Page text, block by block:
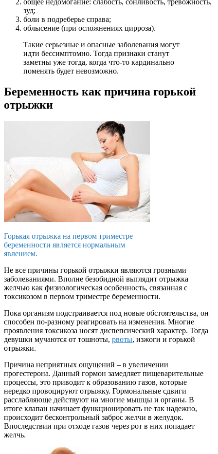
общее недомогание: слабость, сонливость, тревожность,
зуд;
боли в подреберье справа;
облысение (при осложнениях цирроза).
Такие серьезные и опасные заболевания могут
идти бессимптомно. Тогда признаки станут
заметны уже тогда, когда что-то кардинально
поменять будет невозможно.
Беременность как причина горькой
отрыжки
Горькая отрыжка на первом триместре
беременности является нормальным
явлением.
Не все причины горькой отрыжки являются грозными
заболеваниями. Вполне безобидной выглядит отрыжка
желчью как физиологическая особенность, связанная с
токсикозом в первом триместре беременности.
Пока организм подстраивается под новые обстоятельства, он
способен по-разному реагировать на изменения. Многие
проявления токсикоза носят диспепсический характер. Тогда
девушки мучаются от тошноты, рвоты, изжоги и горькой
отрыжки.
Причина неприятных ощущений – в увеличении
прогестерона. Данный гормон замедляет пищеварительные
процессы, это приводит к образованию газов, которые
нередко провоцируют отрыжку. Гормональные сдвиги
расслабляюще действуют на многие мышцы и органы. В
итоге клапан начинает функционировать не так надежно,
происходит бесконтрольный заброс желчи в желудок.
Впоследствии при отходе газов через рот в них попадает
желчь.